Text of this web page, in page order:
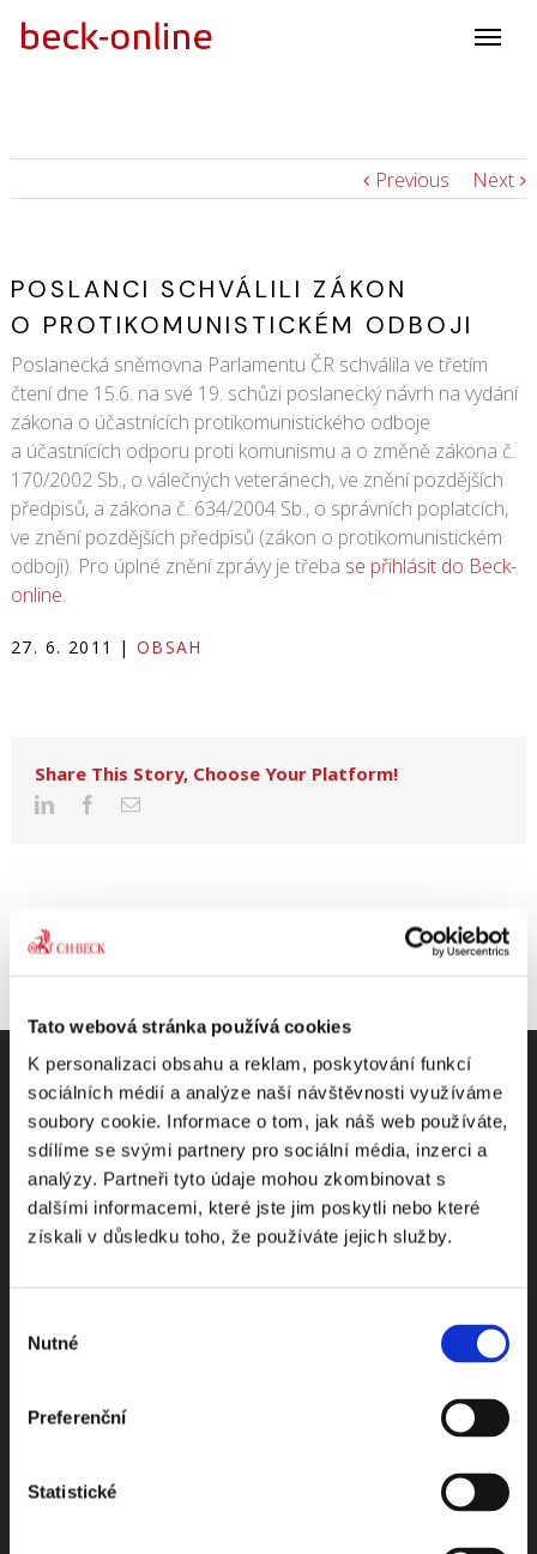
Tato webová stránka používá cookies
K personalizaci obsahu a reklam, poskytování funkcí
sociálních médií a analýze naší návštěvnosti využíváme
soubory cookie. Informace o tom, jak náš web používáte,
sdílíme se svými partnery pro sociální média, inzerci a
analýzy. Partneři tyto údaje mohou zkombinovat s
dalšími informacemi, které jste jim poskytli nebo které
získali v důsledku toho, že používáte jejich služby.
souhlasu
Nutné
Preferenční
Statistické
Previous Next
POSLANCI SCHVÁLILI ZÁKON
O PROTIKOMUNISTICKÉM ODBOJI
Poslanecká sněmovna Parlamentu ČR schválila ve třetím
čtení dne 15.6. na své 19. schůzi poslanecký návrh na vydání
zákona o účastnících protikomunistického odboje
a účastnících odporu proti komunismu a o změně zákona č.
170/2002 Sb., o válečných veteránech, ve znění pozdějších
předpisů, a zákona č. 634/2004 Sb., o správních poplatcích,
ve znění pozdějších předpisů (zákon o protikomunistickém
odboji). Pro úplné znění zprávy je třeba se přihlásit do Beck-
online.
27. 6. 2011 | OBSAH
Share This Story, Choose Your Platform!
Odebírejte Beck-online
NEWS
Beru na vědomí zpracování osobních údajů